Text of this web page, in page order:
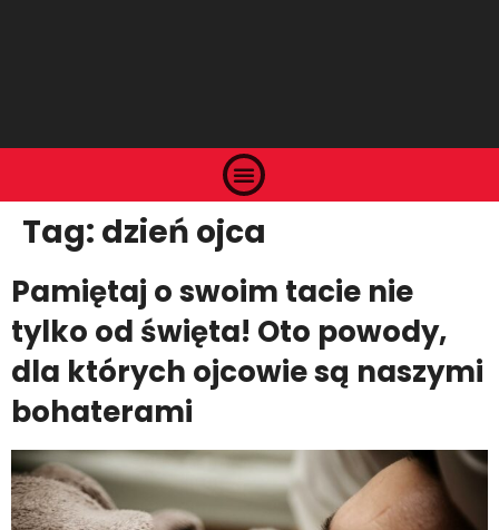
Tag: dzień ojca
Pamiętaj o swoim tacie nie
tylko od święta! Oto powody,
dla których ojcowie są naszymi
bohaterami